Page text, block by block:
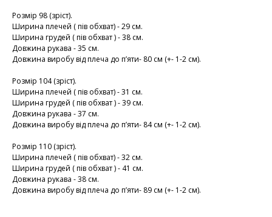
Розмір 98 (зріст).
Ширина плечей ( пів обхват) - 29 см.
Ширина грудей ( пів обхват ) - 38 см.
Довжина рукава - 35 см.
Довжина виробу від плеча до пʼяти- 80 см (+- 1-2 см).
Розмір 104 (зріст).
Ширина плечей ( пів обхват) - 31 см.
Ширина грудей ( пів обхват ) - 39 см.
Довжина рукава - 37 см.
Довжина виробу від плеча до пʼяти- 84 см (+- 1-2 см).
Розмір 110 (зріст).
Ширина плечей ( пів обхват) - 32 см.
Ширина грудей ( пів обхват ) - 41 см.
Довжина рукава - 38 см.
Довжина виробу від плеча до пʼяти- 89 см (+- 1-2 см).